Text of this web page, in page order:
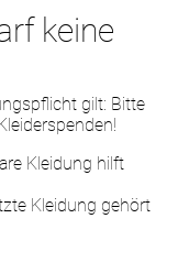
keine
gilt: Bitte
Kleidung hilft
Kleidung gehört